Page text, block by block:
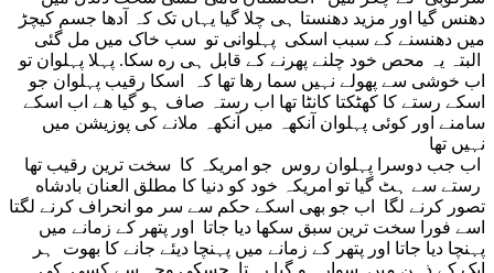
دهنس گیا اور مزید دهنستا ہی چلا گیا یہاں تک کہ آدها جسم کیچڑ
میں دهنسنے کے سبب اسکی پہلوانی تو سب خاک میں مل گئی
البتہ یہ محص خود چلنے پهرنے کے قابل ہی ره سکا. پہلا پہلوان تو
اب خوشی سے پهولے نہیں سما رها تها کہ اسکا رقیب پہلوان جو
اسکے رستے کا کهٹکتا کانٹا تها اب رستہ صاف ہو گیا هے اب اسکے
سامنے اور کوئی پہلوان آنکهہ میں آنکهہ ملانے کی پوزیشن میں
نہیں تها
اب جب دوسرا پہلوان روس جو امریکہ کا سخت ترین رقیب تها
رستے سے ہٹ گیا تو امریکہ خود کو دنیا کا مطلق العنان بادشاه
تصور کرنے لگا اب جو بهی اسکے حکم سے سر مو انحراف کرنے لگتا
اسے فورا سخت ترین سبق سکها دیا جاتا اور پتهر کے زمانے میں
پہنچا دیا جاتا اور پتهر کے زمانے میں پہنچا دیئے جانے کا بهوت ہر
ایک کے ذہن میں سوار ہو گیا رہتا جسکی وجہ سے کسی کی